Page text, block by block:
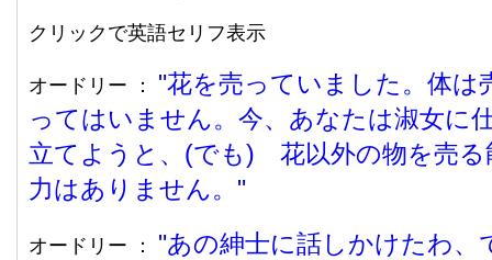
クリックで英語セリフ表示
オードリー ：
花を売っていました。体は
ってはいません。今、あなたは淑女に
立てようと、(でも) 花以外の物を売る
力はありません。
オードリー ：
あの紳士に話しかけたわ、